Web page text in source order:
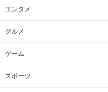
エンタメ
グルメ
ゲーム
スポーツ